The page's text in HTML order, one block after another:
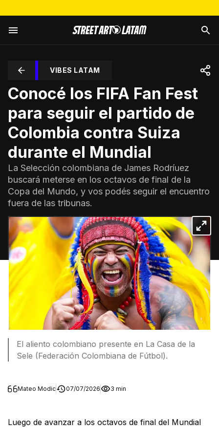
VIBES LATAM
Conocé los FIFA Fan Fest
para seguir el partido de
Colombia contra Suiza
durante el Mundial
La Selección colombiana de James Rodríuez
buscará meterse en los octavos de final de la
Copa del Mundo, y vos podés seguir el encuentro
fuera de las tribunas.
El aliento colombiano presente en La Casa de la
Sele (Federación Colombiana de Fútbol).
Mateo Modic 07/07/2026 3 min
Luego de avanzar a los octavos de final del Mundial